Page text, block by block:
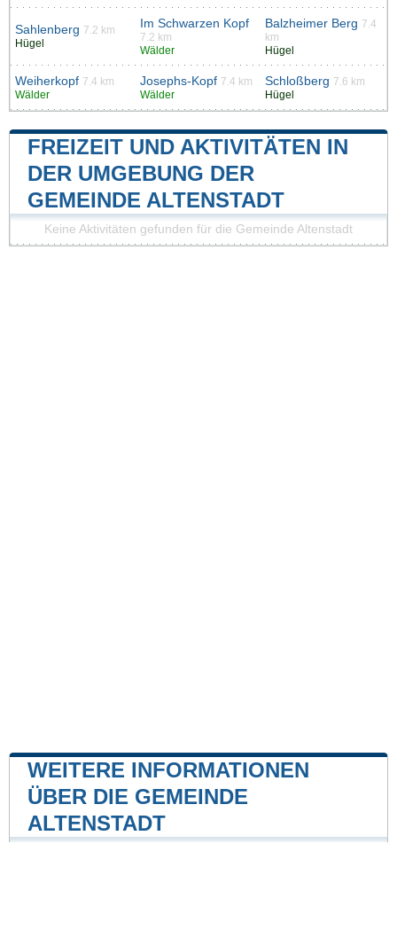
Sahlenberg 7.2 km
Hügel
Im Schwarzen Kopf
7.2 km
Wälder
Balzheimer Berg 7.4
km
Hügel
Weiherkopf 7.4 km
Wälder
Josephs-Kopf 7.4 km
Wälder
Schloßberg 7.6 km
Hügel
FREIZEIT UND AKTIVITÄTEN IN
DER UMGEBUNG DER
GEMEINDE ALTENSTADT
Keine Aktivitäten gefunden für die Gemeinde Altenstadt
WEITERE INFORMATIONEN
ÜBER DIE GEMEINDE
ALTENSTADT